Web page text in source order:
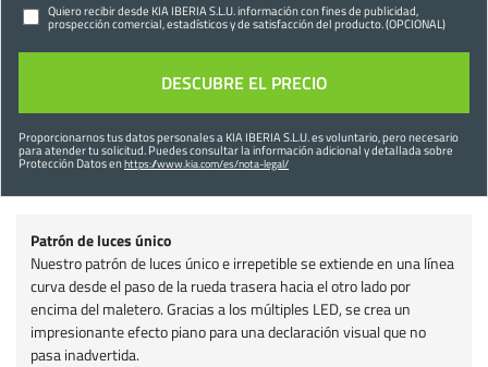
Quiero recibir desde KIA IBERIA S.L.U. información con fines de publicidad,
prospección comercial, estadísticos y de satisfacción del producto. (OPCIONAL)
Proporcionarnos tus datos personales a KIA IBERIA S.L.U. es voluntario, pero necesario
para atender tu solicitud. Puedes consultar la información adicional y detallada sobre
Protección Datos enhttps://www.kia.com/es/nota-legal/
Patrón de luces único
Nuestro patrón de luces único e irrepetible se extiende en una línea
curva desde el paso de la rueda trasera hacia el otro lado por
encima del maletero. Gracias a los múltiples LED, se crea un
impresionante efecto piano para una declaración visual que no
pasa inadvertida.